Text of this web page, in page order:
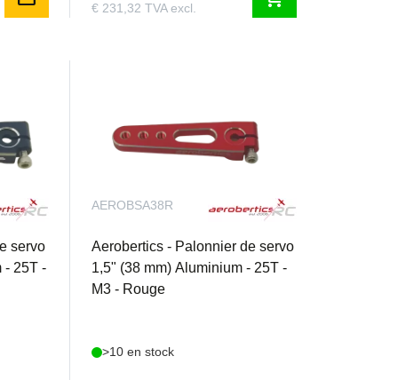
€ 231,32 TVA excl.
servo
- 25T -
AEROBSA38R
Aerobertics - Palonnier de servo
1,5" (38 mm) Aluminium - 25T -
M3 - Rouge
>10 en stock